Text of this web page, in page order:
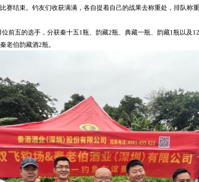
赛结束。 钓友们收获满满 ，各自提着自己的战果去称重处，排队称重
前五的选手，分获秦十五1瓶、韵藏2瓶、典藏一瓶、韵藏1瓶以及
老伯韵藏酒2瓶。